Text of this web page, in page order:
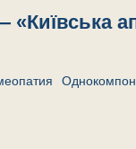
«Київська